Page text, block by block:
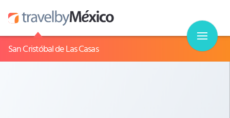
San Cristóbal de Las Casas